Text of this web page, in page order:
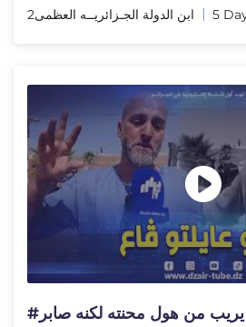
ابن الدولة الجـزائريــه العظمى2 5
#شاهد .. الجبل يريب من هول محنته لكنه صابر